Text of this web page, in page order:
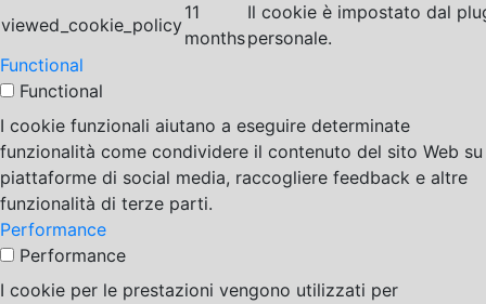
viewed_cookie_policy
11
months
Il cookie è impostato dal
personale.
Functional
Functional
I cookie funzionali aiutano a eseguire determinate
funzionalità come condividere il contenuto del sito Web su
piattaforme di social media, raccogliere feedback e altre
funzionalità di terze parti.
Performance
Performance
I cookie per le prestazioni vengono utilizzati per